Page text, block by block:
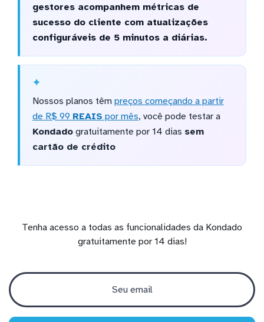
gestores acompanhem métricas de
sucesso do cliente com atualizações
configuráveis de 5 minutos a diárias.
Nossos planos têm preços começando a partir
de R$ 99 REAIS por mês, você pode testar a
Kondadogratuitamente por 14 dias sem
cartão de crédito
Tenha acesso a todas as funcionalidades da Kondado
gratuitamente por 14 dias!